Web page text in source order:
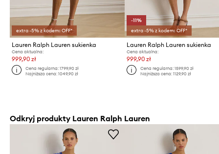
extra -5% z kodem: OFF*
Lauren Ralph Lauren sukienka
Cena aktualna:
999,90 zł
Cena regularna:1799,90 zł
Najniższa cena:1049,90 zł
-11%
extra -5% z kodem: OFF*
Lauren Ralph Lauren sukienka
Cena aktualna:
999,90 zł
Cena regularna: 1599,90 zł
Najniższa cena: 1129,90 zł
Odkryj produkty Lauren Ralph Lauren